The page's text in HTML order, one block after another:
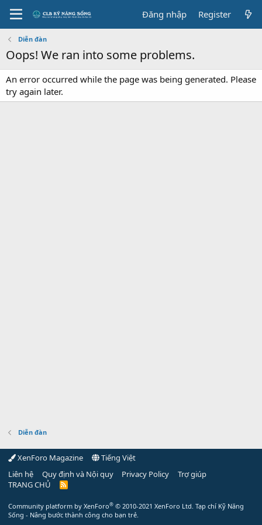
Đăng nhập Register
Diễn đàn
Oops! We ran into some problems.
An error occurred while the page was being generated. Please
try again later.
Diễn đàn
XenForo Magazine
Tiếng Việt
Liên hệ
Quy định và Nội quy Privacy Policy
Trợ giúp
TRANG CHỦ
R
Community platform by XenForo® © 2010-2021 XenForo Ltd. Tạp chí Kỹ Năng
Sống - Nâng bước thành công cho bạn trẻ.